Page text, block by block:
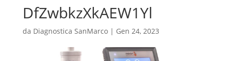
DfZwbkzXkAEW1Yl
da Diagnostica SanMarco| Gen 24, 2023